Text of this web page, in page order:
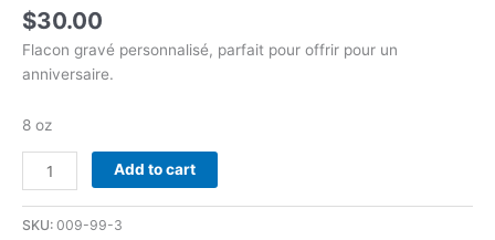
$30.00
Flacon gravé personnalisé, parfait pour offrir pour un
anniversaire.
8 oz
Add to cart
SKU: 009-99-3